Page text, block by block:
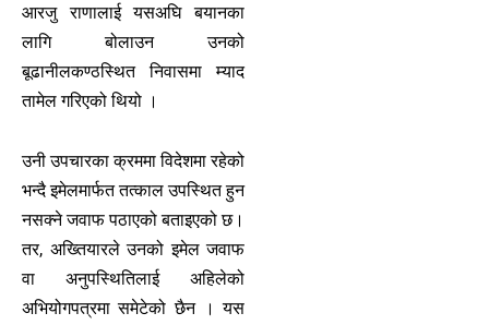
आरजु राणालाई यसअघि बयानका
लागि बोलाउन उनको
बूढानीलकण्ठस्थित निवासमा म्याद
तामेल गरिएको थियो ।
उनी उपचारका क्रममा विदेशमा रहेको
भन्दै इमेलमार्फत तत्काल उपस्थित हुन
नसक्ने जवाफ पठाएको बताइएको छ।
तर, अख्तियारले उनको इमेल जवाफ
वा अनुपस्थितिलाई अहिलेको
अभियोगपत्रमा समेटेको छैन । यस